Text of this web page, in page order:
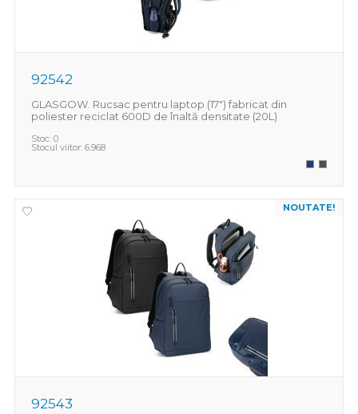
92542
GLASGOW. Rucsac pentru laptop (17") fabricat din
poliester reciclat 600D de înaltă densitate (20L)
Stoc: 0
Stocul viitor: 6.968
NOUTATE!
92543